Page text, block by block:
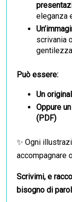
eleganza
scrivania
Può essere:
Un
Oppure
(PDF)
✨ Ogni
accompagnare
Scrivimi, e
bisogno di